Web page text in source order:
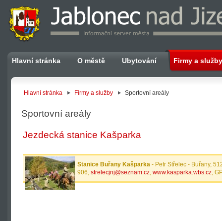
Hlavní stránka O městě Ubytování Firmy a služby
Hlavní stránka Firmy a služby Sportovní areály
Sportovní areály
Jezdecká stanice Kašparka
Stanice Buřany Kašparka - Petr Střelec - Buřany,
906, strelecjnj@seznam.cz, www.kasparka.wbs.cz,